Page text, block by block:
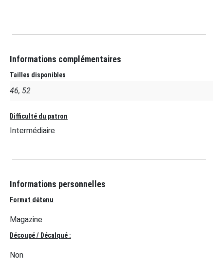
Informations complémentaires
Tailles disponibles
46, 52
Difficulté du patron
Intermédiaire
Informations personnelles
Format détenu
Magazine
Découpé / Décalqué :
Non